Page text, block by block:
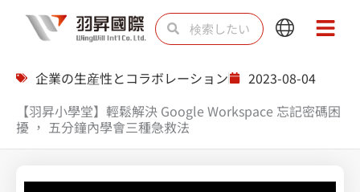
検
索 索
Main
Main
企業の生産性とコラボレーション
2023-08-04
【羽昇小學堂】輕鬆解決 Google Workspace 忘記密碼困
擾 ， 五分鐘內學會三種急救法